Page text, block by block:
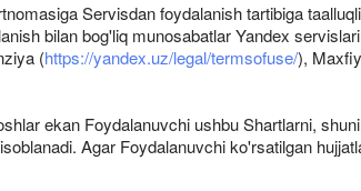
Servisdan foydalanish tartibiga
bilan bog'liq munosabatlar Yandex
(https://yandex.uz/legal/termsofuse/),
ekan Foydalanuvchi ushbu Shartlarni,
Agar Foydalanuvchi ko'rsatilgan